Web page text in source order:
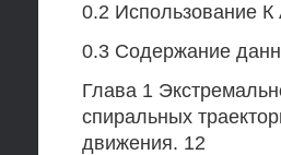
0.2 Использование
0.3 Содержание
Глава 1
спиральных
движения. 12